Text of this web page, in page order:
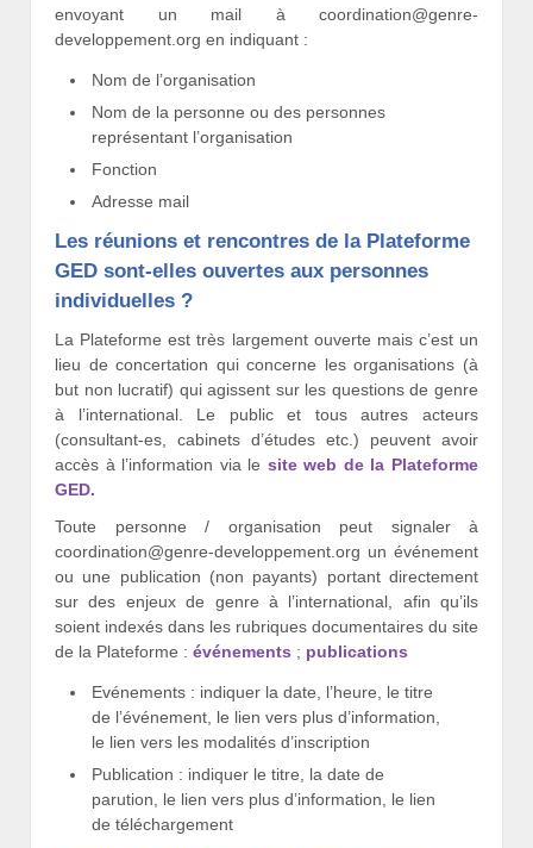
envoyant un mail à coordination@genre-
developpement.org en indiquant :
Nom de l’organisation
Nom de la personne ou des personnes
représentant l’organisation
Fonction
Adresse mail
Les réunions et rencontres de la Plateforme
GED sont-elles ouvertes aux personnes
individuelles ?
La Plateforme est très largement ouverte mais c’est un
lieu de concertation qui concerne les organisations (à
but non lucratif) qui agissent sur les questions de genre
à l’international. Le public et tous autres acteurs
(consultant-es, cabinets d’études etc.) peuvent avoir
accès à l’information via le site web de la Plateforme
GED.
Toute personne / organisation peut signaler à
coordination@genre-developpement.org un événement
ou une publication (non payants) portant directement
sur des enjeux de genre à l’international, afin qu’ils
soient indexés dans les rubriques documentaires du site
de la Plateforme : événements ; publications
Evénements : indiquer la date, l’heure, le titre
de l’événement, le lien vers plus d’information,
le lien vers les modalités d’inscription
Publication : indiquer le titre, la date de
parution, le lien vers plus d’information, le lien
de téléchargement